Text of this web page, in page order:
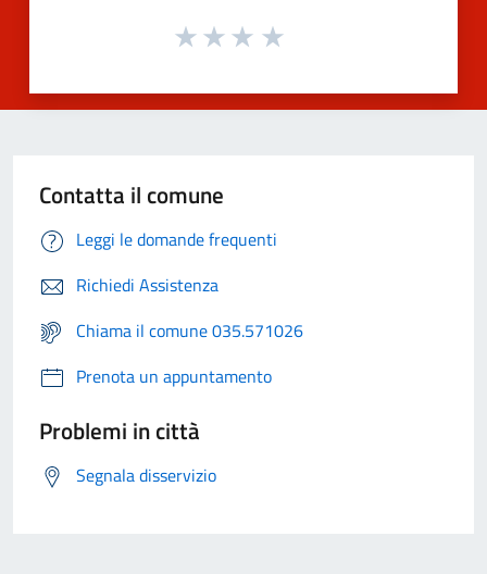
Contatta il comune
Leggi le domande frequenti
Richiedi Assistenza
Chiama il comune 035.571026
Prenota un appuntamento
Problemi in città
Segnala disservizio